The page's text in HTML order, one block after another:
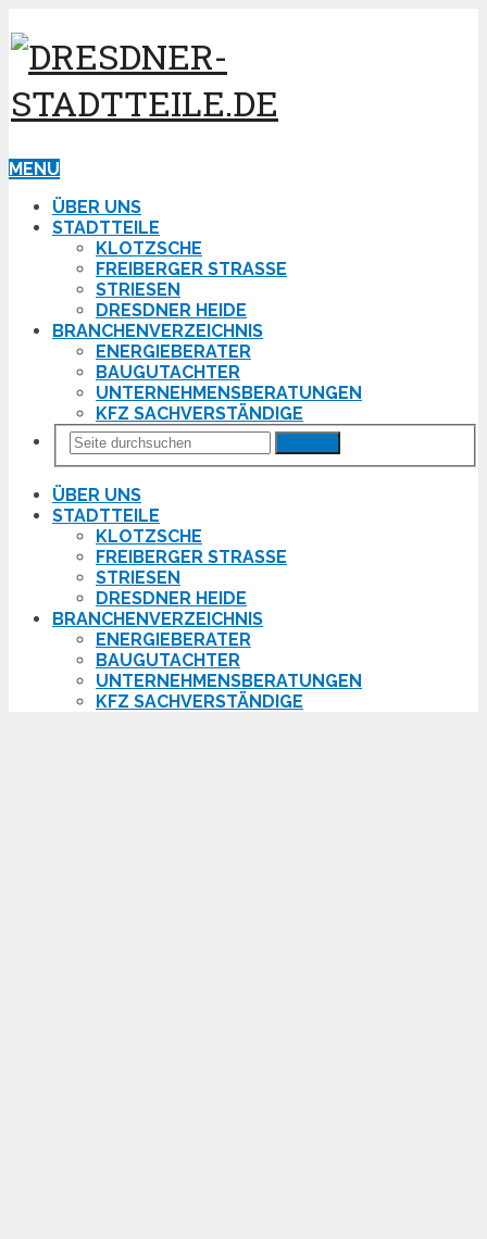
MENU
ÜBER UNS
STADTTEILE
KLOTZSCHE
FREIBERGER STRASSE
STRIESEN
DRESDNER HEIDE
BRANCHENVERZEICHNIS
ENERGIEBERATER
BAUGUTACHTER
UNTERNEHMENSBERATUNGEN
KFZ SACHVERSTÄNDIGE
ÜBER UNS
STADTTEILE
KLOTZSCHE
FREIBERGER STRASSE
STRIESEN
DRESDNER HEIDE
BRANCHENVERZEICHNIS
ENERGIEBERATER
BAUGUTACHTER
UNTERNEHMENSBERATUNGEN
KFZ SACHVERSTÄNDIGE